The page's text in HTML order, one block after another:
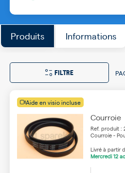
Produits Informations
FILTRE
Aide en visio incluse
Courroie
Ref. produit :
Courroie -
Livré à partir
Mercredi12